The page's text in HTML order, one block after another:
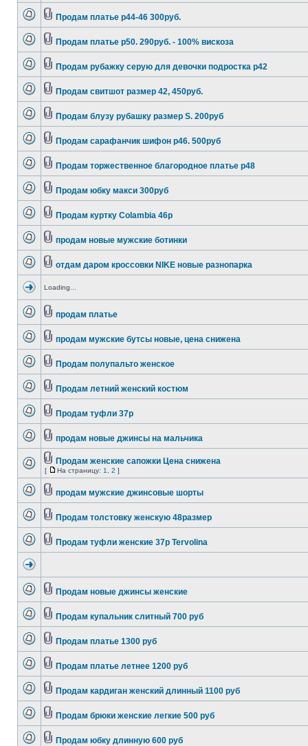
Продам платье р44-46 300руб.
Продам платье р50. 290руб. - 100% вискоза
Продам рубажку серую для девочки подростка р42
Продам свитшот размер 42, 450руб.
Продам блузу рубашку размер S. 200руб
Продам сарафанчик шифон р46. 500руб
Продам торжественное благородное платье р48
Продам юбку макси 300руб
Продам куртку Colambia 46р
продам новые мужские ботинки
отдам даром кроссовки NIKE новые разнопарка
Loading...
продам платье
продам мужские бутсы новые, цена снижена
Продам полупальто женское
Продам летний женский костюм
Продам туфли 37р
продам новые джинсы на мальчика
Продам женские сапожки Цена снижена
[ На страницу: 1 2 ]
продам мужские джинсовые шорты
Продам толстовку женскую 48размер
Продам туфли женские 37р Tervolina
Продам новые джинсы женские
Продам купальник слитный 700 руб
Продам платье 1300 руб
Продам платье летнее 1200 руб
Продам кардиган женский длинный 1100 руб
Продам брюки женские легкие 500 руб
Продам юбку длинную 600 руб